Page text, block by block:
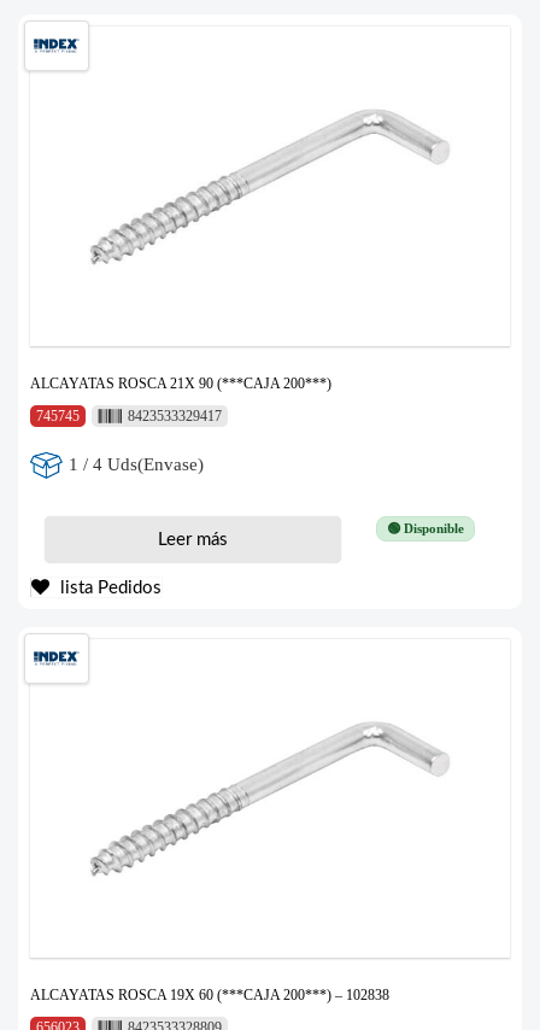
ALCAYATAS ROSCA 21X 90 (***CAJA 200***)
745745
8423533329417
1 / 4 Uds(Envase)
🟢 Disponible
Leer más
lista Pedidos
ALCAYATAS ROSCA 19X 60 (***CAJA 200***) – 102838